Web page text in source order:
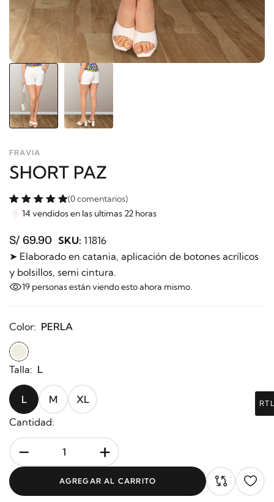
FRAVIA
SHORT PAZ
(0 comentarios)
14 vendidos en las ultimas 22 horas
S/ 69.90 SKU: 11816
➤ Elaborado en catania, aplicación de botones acrílicos
y bolsillos, semi cintura.
19 personas están viendo esto ahora mismo.
Color: PERLA
Talla: L
L M
XL
Cantidad:
- +
AGREGAR AL CARRITO